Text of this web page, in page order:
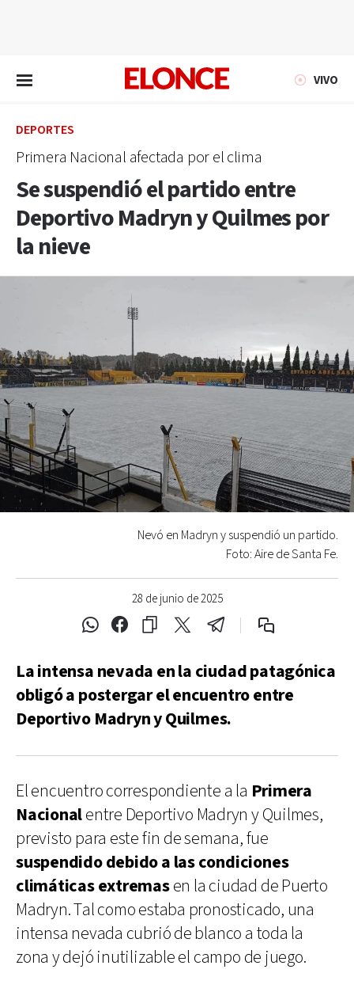
VIVO
DEPORTES
Primera Nacional afectada por el clima
Se suspendió el partido entre
Deportivo Madryn y Quilmes por
la nieve
28 de junio de 2025
Nevó en Madryn y suspendió un partido.
Foto: Aire de Santa Fe.
La intensa nevada en la ciudad patagónica
obligó a postergar el encuentro entre
Deportivo Madryn y Quilmes.
El encuentro correspondiente a la Primera
Nacionalentre Deportivo Madryn y Quilmes,
previsto para este fin de semana, fue
suspendido debido a las condiciones
climáticas extremasen la ciudad de Puerto
Madryn. Tal como estaba pronosticado, una
intensa nevada cubrió de blanco a toda la
zona y dejó inutilizable el campo de juego.